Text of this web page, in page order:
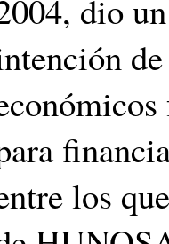
dio
los